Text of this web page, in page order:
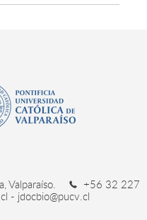
Valparaíso.
+56 32 227
- jdocbio@pucv.cl